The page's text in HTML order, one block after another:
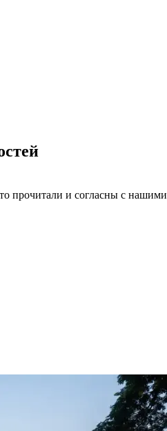
прочитали и согласны с нашими